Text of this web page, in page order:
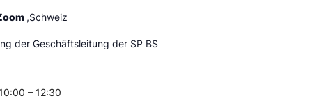
,Schweiz
der Geschäftsleitung der SP BS
– 12:30